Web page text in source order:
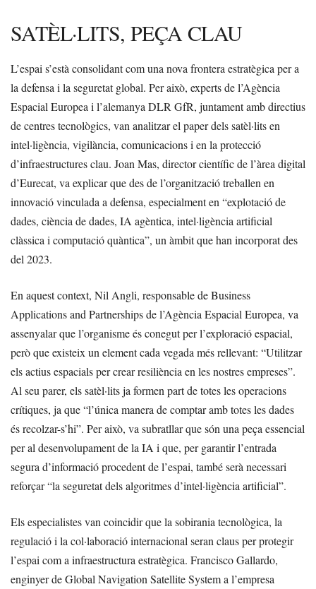
SATÈL·LITS, PEÇA CLAU
L’espai s’està consolidant com una nova frontera estratègica per a
la defensa i la seguretat global. Per això, experts de l’Agència
Espacial Europea i l’alemanya DLR GfR, juntament amb directius
de centres tecnològics, van analitzar el paper dels satèl·lits en
intel·ligència, vigilància, comunicacions i en la protecció
d’infraestructures clau. Joan Mas, director científic de l’àrea digital
d’Eurecat, va explicar que des de l’organització treballen en
innovació vinculada a defensa, especialment en “explotació de
dades, ciència de dades, IA agèntica, intel·ligència artificial
clàssica i computació quàntica”, un àmbit que han incorporat des
del 2023.
En aquest context, Nil Angli, responsable de Business
Applications and Partnerships de l’Agència Espacial Europea, va
assenyalar que l’organisme és conegut per l’exploració espacial,
però que existeix un element cada vegada més rellevant: “Utilitzar
els actius espacials per crear resiliència en les nostres empreses”.
Al seu parer, els satèl·lits ja formen part de totes les operacions
crítiques, ja que “l’única manera de comptar amb totes les dades
és recolzar-s’hi”. Per això, va subratllar que són una peça essencial
per al desenvolupament de la IA i que, per garantir l’entrada
segura d’informació procedent de l’espai, també serà necessari
reforçar “la seguretat dels algoritmes d’intel·ligència artificial”.
Els especialistes van coincidir que la sobirania tecnològica, la
regulació i la col·laboració internacional seran claus per protegir
l’espai com a infraestructura estratègica. Francisco Gallardo,
enginyer de Global Navigation Satellite System a l’empresa